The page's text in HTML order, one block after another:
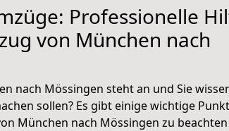
Professionelle
von München nach
nach Mössingen steht an und Sie
sollen? Es gibt einige wichtige
München nach Mössingen zu beachten